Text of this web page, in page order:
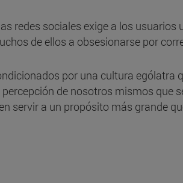
redes sociales exige a los
de ellos a obsesionarse por
por una cultura
de nosotros mismos
servir a un propósito más grande